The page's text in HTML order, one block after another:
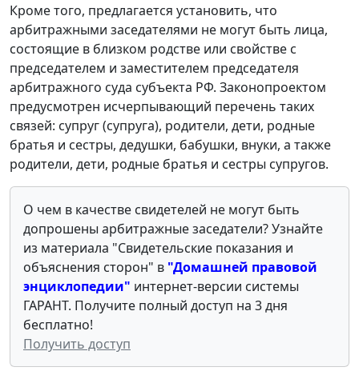
Кроме того, предлагается установить, что
арбитражными заседателями не могут быть лица,
состоящие в близком родстве или свойстве с
председателем и заместителем председателя
арбитражного суда субъекта РФ. Законопроектом
предусмотрен исчерпывающий перечень таких
связей: супруг (супруга), родители, дети, родные
братья и сестры, дедушки, бабушки, внуки, а также
родители, дети, родные братья и сестры супругов.
О чем в качестве свидетелей не могут быть
допрошены арбитражные заседатели? Узнайте
из материала "Свидетельские показания и
объяснения сторон" в "Домашней правовой
энциклопедии" интернет-версии системы
ГАРАНТ. Получите полный доступ на 3 дня
бесплатно!
Получить доступ